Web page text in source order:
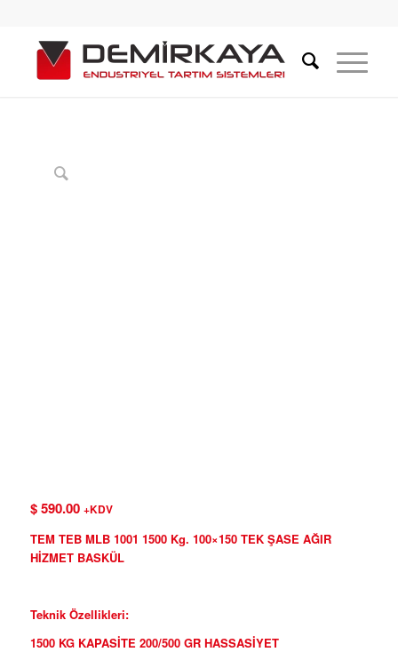
$590.00 +KDV
TEM TEB MLB 1001 1500 Kg. 100×150 TEK ŞASE AĞIR
HİZMET BASKÜL
Teknik Özellikleri:
1500 KG KAPASİTE 200/500 GR HASSASİYET